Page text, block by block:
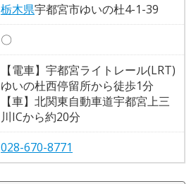
栃木県宇都宮市ゆいの杜4-1-39
〇
【電車】宇都宮ライトレール(LRT)
ゆいの杜西停留所から徒歩1分
【車】北関東自動車道宇都宮上三
川ICから約20分
028-670-8771